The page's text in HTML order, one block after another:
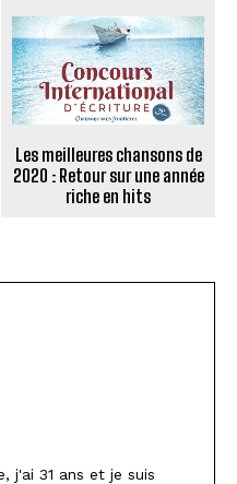
Les meilleures chansons de
2020 : Retour sur une année
riche en hits
j'ai 31 ans et je suis